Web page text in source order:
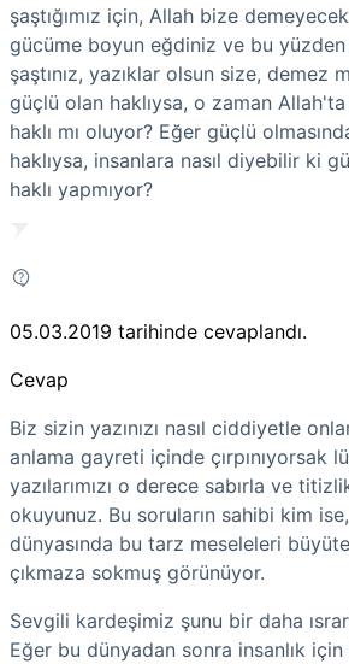
şaştığımız için, Allah bize
gücüme boyun eğdiniz ve bu
şaştınız, yazıklar olsun size, demez
güçlü olan haklıysa, o zaman
haklı mı oluyor? Eğer güçlü
haklıysa, insanlara nasıl diyebilir ki
haklı yapmıyor?
05.03.2019 tarihinde cevaplandı.
Cevap
Biz sizin yazınızı nasıl ciddiyetle
anlama gayreti içinde çırpınıyorsak
yazılarımızı o derece sabırla ve
okuyunuz. Bu soruların sahibi kim
dünyasında bu tarz meseleleri
çıkmaza sokmuş görünüyor.
Sevgili kardeşimiz şunu bir daha
Eğer bu dünyadan sonra insanlık